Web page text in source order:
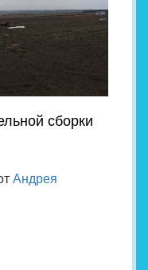
сборки
Андрея